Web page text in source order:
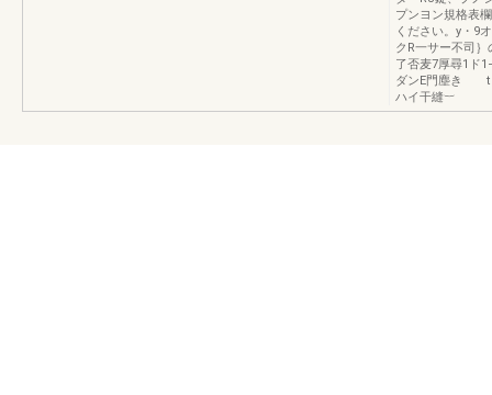
プンヨン規格表
ください。y・9
クR一サー不司
了否麦7厚尋1ド
ダンE門塵き t
ハイ干縫︸